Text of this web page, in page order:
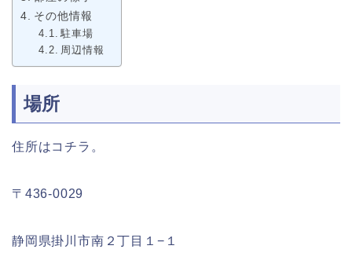
その他情報
駐車場
周辺情報
場所
住所はコチラ。
〒436-0029
静岡県掛川市南２丁目１−１